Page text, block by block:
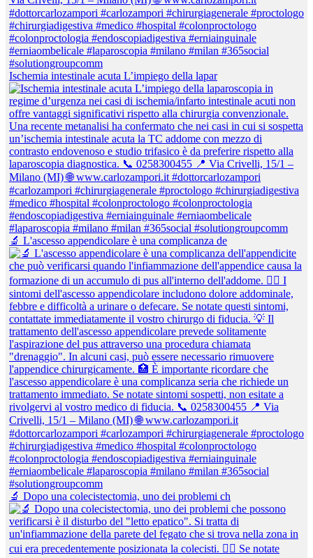
Ischemia intestinale acuta L’impiego della lapar
🔬 L'ascesso appendicolare è una complicanza de
🔬 Dopo una colecistectomia, uno dei problemi ch